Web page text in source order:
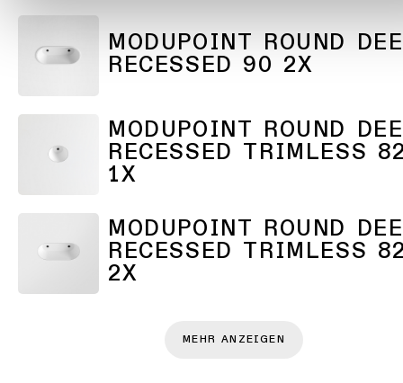
MODUPOINT ROUND
RECESSED 90 2X
MODUPOINT ROUND
RECESSED TRIMLESS
1X
MODUPOINT ROUND
RECESSED TRIMLESS
2X
MEHR ANZEIGEN